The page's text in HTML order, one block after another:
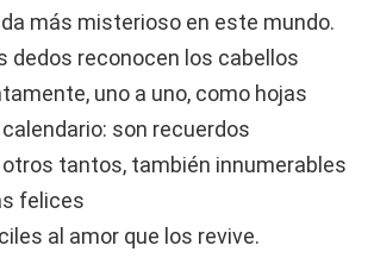
más misterioso en este mundo.
dedos reconocen los cabellos
uno a uno, como hojas
son recuerdos
otros tantos, también innumerables
felices
al amor que los revive.